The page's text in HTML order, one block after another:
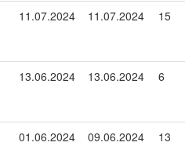
11.07.2024 11.07.2024 15
13.06.2024 13.06.2024 6
01.06.2024 09.06.2024 13